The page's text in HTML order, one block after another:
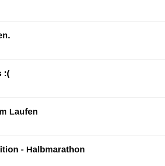
:(
Laufen
- Halbmarathon